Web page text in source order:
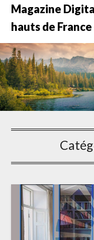
Skip
content
Magazine
hauts de France